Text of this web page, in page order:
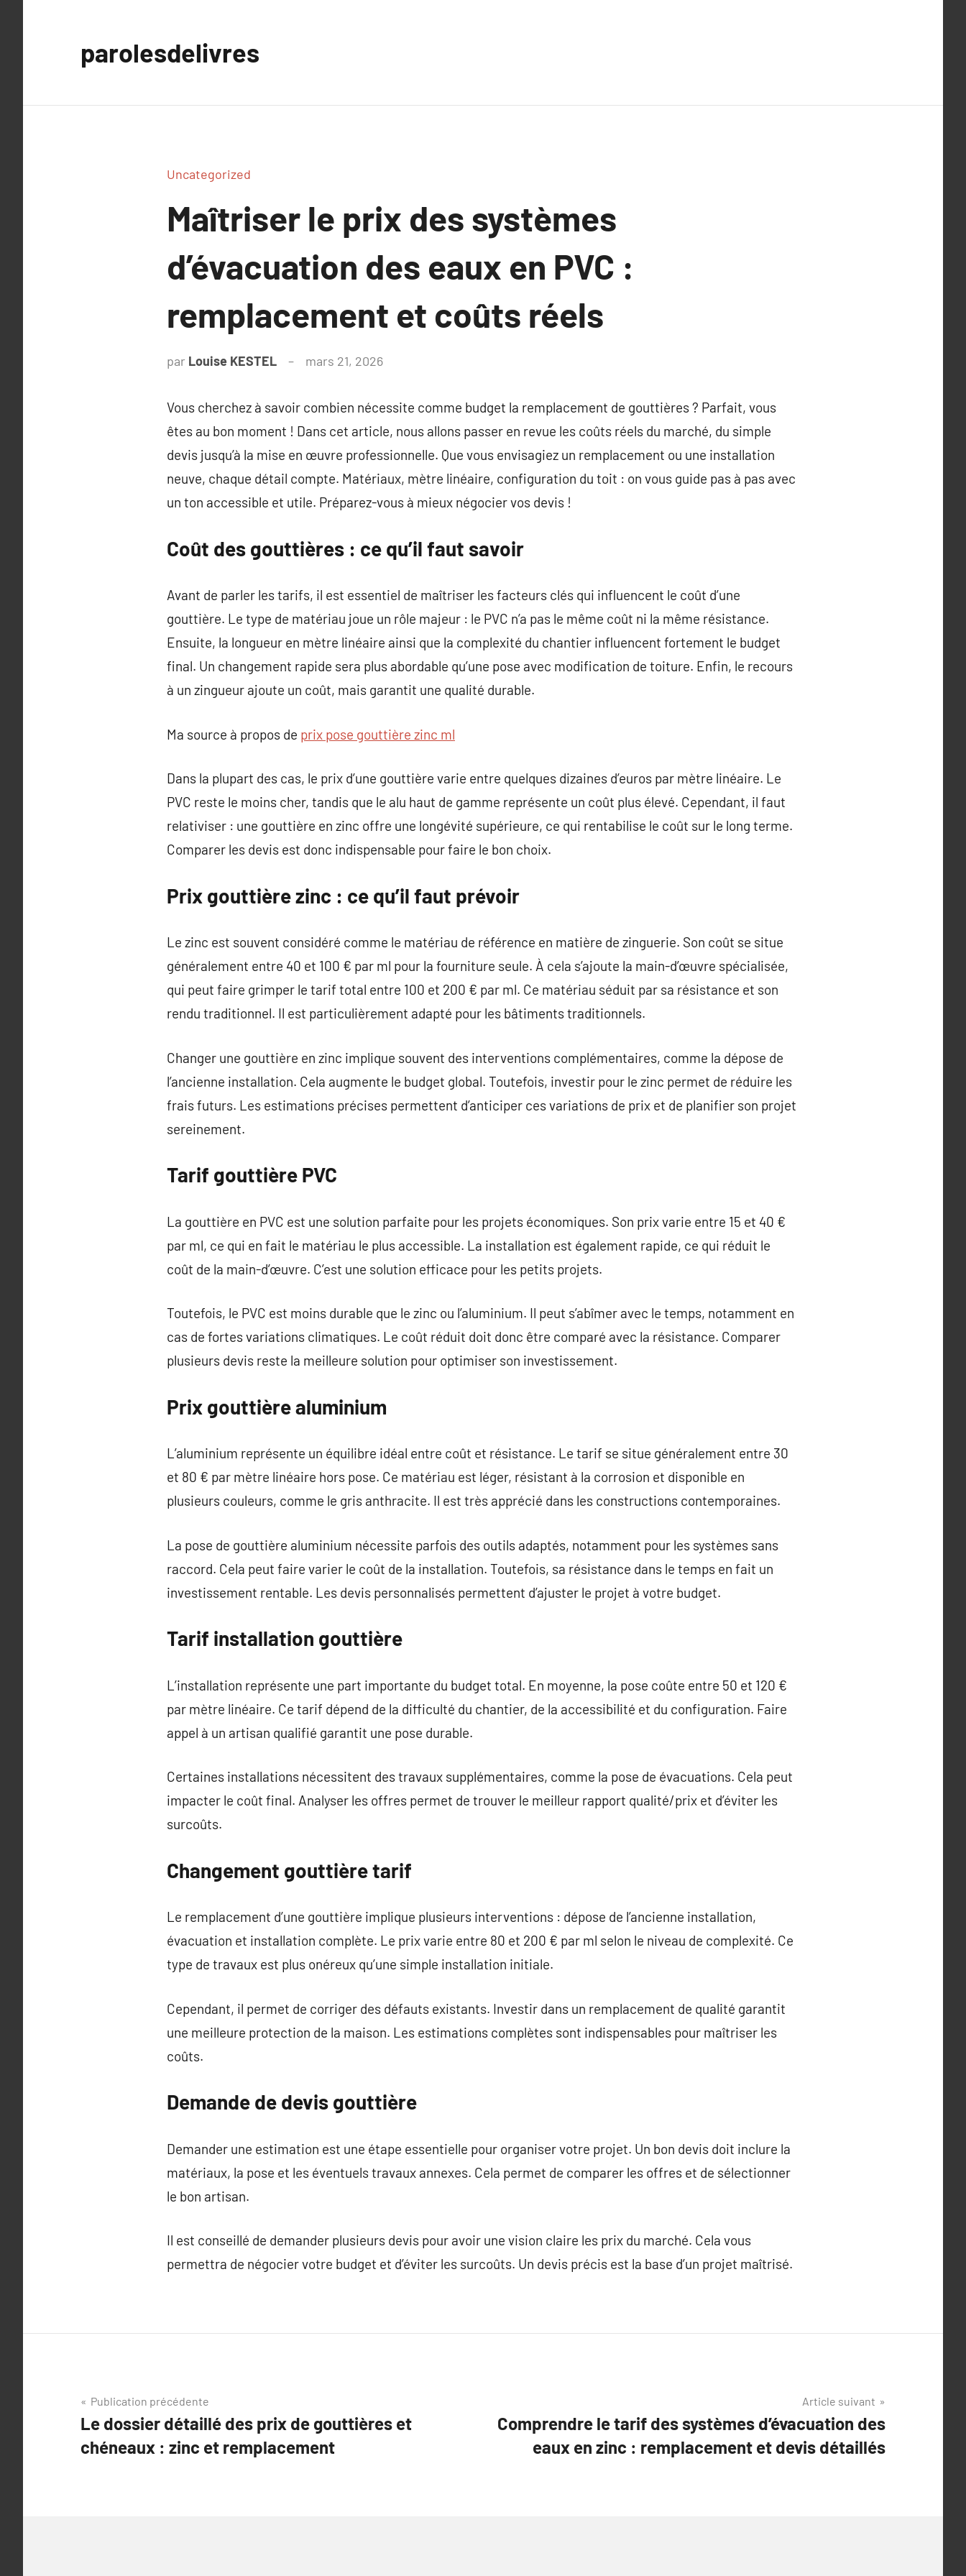
parolesdelivres
Uncategorized
Maîtriser le prix des systèmes
d’évacuation des eaux en PVC :
remplacement et coûts réels
par Louise KESTEL mars 21, 2026
Vous cherchez à savoir combien nécessite comme budget la remplacement de gouttières ? Parfait, vous
êtes au bon moment ! Dans cet article, nous allons passer en revue les coûts réels du marché, du simple
devis jusqu’à la mise en œuvre professionnelle. Que vous envisagiez un remplacement ou une installation
neuve, chaque détail compte. Matériaux, mètre linéaire, configuration du toit : on vous guide pas à pas avec
un ton accessible et utile. Préparez-vous à mieux négocier vos devis !
Coût des gouttières : ce qu’il faut savoir
Avant de parler les tarifs, il est essentiel de maîtriser les facteurs clés qui influencent le coût d’une
gouttière. Le type de matériau joue un rôle majeur : le PVC n’a pas le même coût ni la même résistance.
Ensuite, la longueur en mètre linéaire ainsi que la complexité du chantier influencent fortement le budget
final. Un changement rapide sera plus abordable qu’une pose avec modification de toiture. Enfin, le recours
à un zingueur ajoute un coût, mais garantit une qualité durable.
Ma source à propos de prix pose gouttière zinc ml
Dans la plupart des cas, le prix d’une gouttière varie entre quelques dizaines d’euros par mètre linéaire. Le
PVC reste le moins cher, tandis que le alu haut de gamme représente un coût plus élevé. Cependant, il faut
relativiser : une gouttière en zinc offre une longévité supérieure, ce qui rentabilise le coût sur le long terme.
Comparer les devis est donc indispensable pour faire le bon choix.
Prix gouttière zinc : ce qu’il faut prévoir
Le zinc est souvent considéré comme le matériau de référence en matière de zinguerie. Son coût se situe
généralement entre 40 et 100 € par ml pour la fourniture seule. À cela s’ajoute la main-d’œuvre spécialisée,
qui peut faire grimper le tarif total entre 100 et 200 € par ml. Ce matériau séduit par sa résistance et son
rendu traditionnel. Il est particulièrement adapté pour les bâtiments traditionnels.
Changer une gouttière en zinc implique souvent des interventions complémentaires, comme la dépose de
l’ancienne installation. Cela augmente le budget global. Toutefois, investir pour le zinc permet de réduire les
frais futurs. Les estimations précises permettent d’anticiper ces variations de prix et de planifier son projet
sereinement.
Tarif gouttière PVC
La gouttière en PVC est une solution parfaite pour les projets économiques. Son prix varie entre 15 et 40 €
par ml, ce qui en fait le matériau le plus accessible. La installation est également rapide, ce qui réduit le
coût de la main-d’œuvre. C’est une solution efficace pour les petits projets.
Toutefois, le PVC est moins durable que le zinc ou l’aluminium. Il peut s’abîmer avec le temps, notamment en
cas de fortes variations climatiques. Le coût réduit doit donc être comparé avec la résistance. Comparer
plusieurs devis reste la meilleure solution pour optimiser son investissement.
Prix gouttière aluminium
L’aluminium représente un équilibre idéal entre coût et résistance. Le tarif se situe généralement entre 30
et 80 € par mètre linéaire hors pose. Ce matériau est léger, résistant à la corrosion et disponible en
plusieurs couleurs, comme le gris anthracite. Il est très apprécié dans les constructions contemporaines.
La pose de gouttière aluminium nécessite parfois des outils adaptés, notamment pour les systèmes sans
raccord. Cela peut faire varier le coût de la installation. Toutefois, sa résistance dans le temps en fait un
investissement rentable. Les devis personnalisés permettent d’ajuster le projet à votre budget.
Tarif installation gouttière
L’installation représente une part importante du budget total. En moyenne, la pose coûte entre 50 et 120 €
par mètre linéaire. Ce tarif dépend de la difficulté du chantier, de la accessibilité et du configuration. Faire
appel à un artisan qualifié garantit une pose durable.
Certaines installations nécessitent des travaux supplémentaires, comme la pose de évacuations. Cela peut
impacter le coût final. Analyser les offres permet de trouver le meilleur rapport qualité/prix et d’éviter les
surcoûts.
Changement gouttière tarif
Le remplacement d’une gouttière implique plusieurs interventions : dépose de l’ancienne installation,
évacuation et installation complète. Le prix varie entre 80 et 200 € par ml selon le niveau de complexité. Ce
type de travaux est plus onéreux qu’une simple installation initiale.
Cependant, il permet de corriger des défauts existants. Investir dans un remplacement de qualité garantit
une meilleure protection de la maison. Les estimations complètes sont indispensables pour maîtriser les
coûts.
Demande de devis gouttière
Demander une estimation est une étape essentielle pour organiser votre projet. Un bon devis doit inclure la
matériaux, la pose et les éventuels travaux annexes. Cela permet de comparer les offres et de sélectionner
le bon artisan.
Il est conseillé de demander plusieurs devis pour avoir une vision claire les prix du marché. Cela vous
permettra de négocier votre budget et d’éviter les surcoûts. Un devis précis est la base d’un projet maîtrisé.
Navigation
de
l’article
Publication précédente
Le dossier détaillé des prix de gouttières et
chéneaux : zinc et remplacement
Article suivant
Comprendre le tarif des systèmes d’évacuation des
eaux en zinc : remplacement et devis détaillés